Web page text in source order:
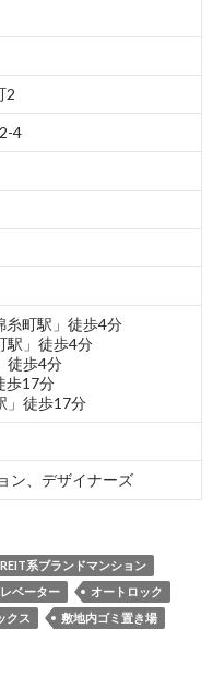
2
4
糸町駅」徒歩4分
駅」徒歩4分
徒歩4分
歩17分
」徒歩17分
ン、デザイナーズ
REIT系ブランドマンション
ベーター
オートロック
クス
敷地内ゴミ置き場